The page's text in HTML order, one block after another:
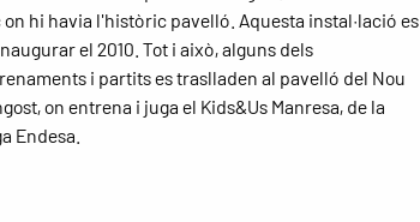
on hi havia l'històric pavelló. Aquesta instal·lació es
el 2010. Tot i això, alguns dels
i partits es traslladen al pavelló del Nou
on entrena i juga el Kids&Us Manresa, de la
Endesa.